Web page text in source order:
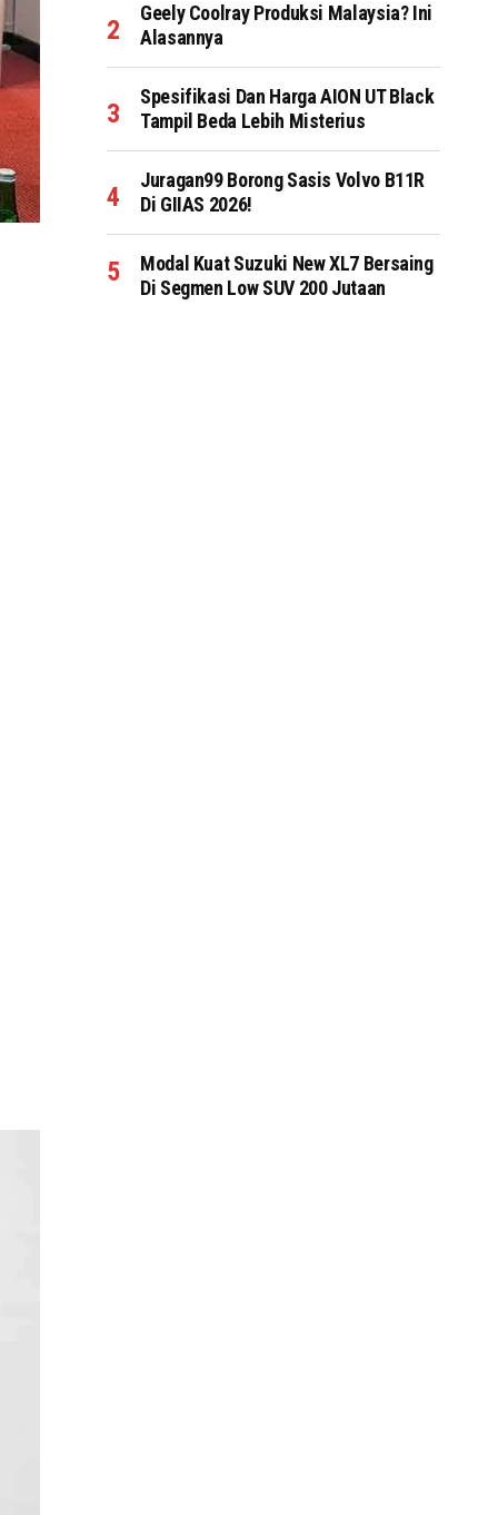
Geely Coolray Produksi Malaysia? Ini
Alasannya
Spesifikasi Dan Harga AION UT Black
Tampil Beda Lebih Misterius
Juragan99 Borong Sasis Volvo B11R
Di GIIAS 2026!
Modal Kuat Suzuki New XL7 Bersaing
Di Segmen Low SUV 200 Jutaan